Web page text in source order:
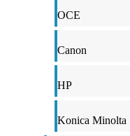
OCE
Canon
HP
Konica Minolta